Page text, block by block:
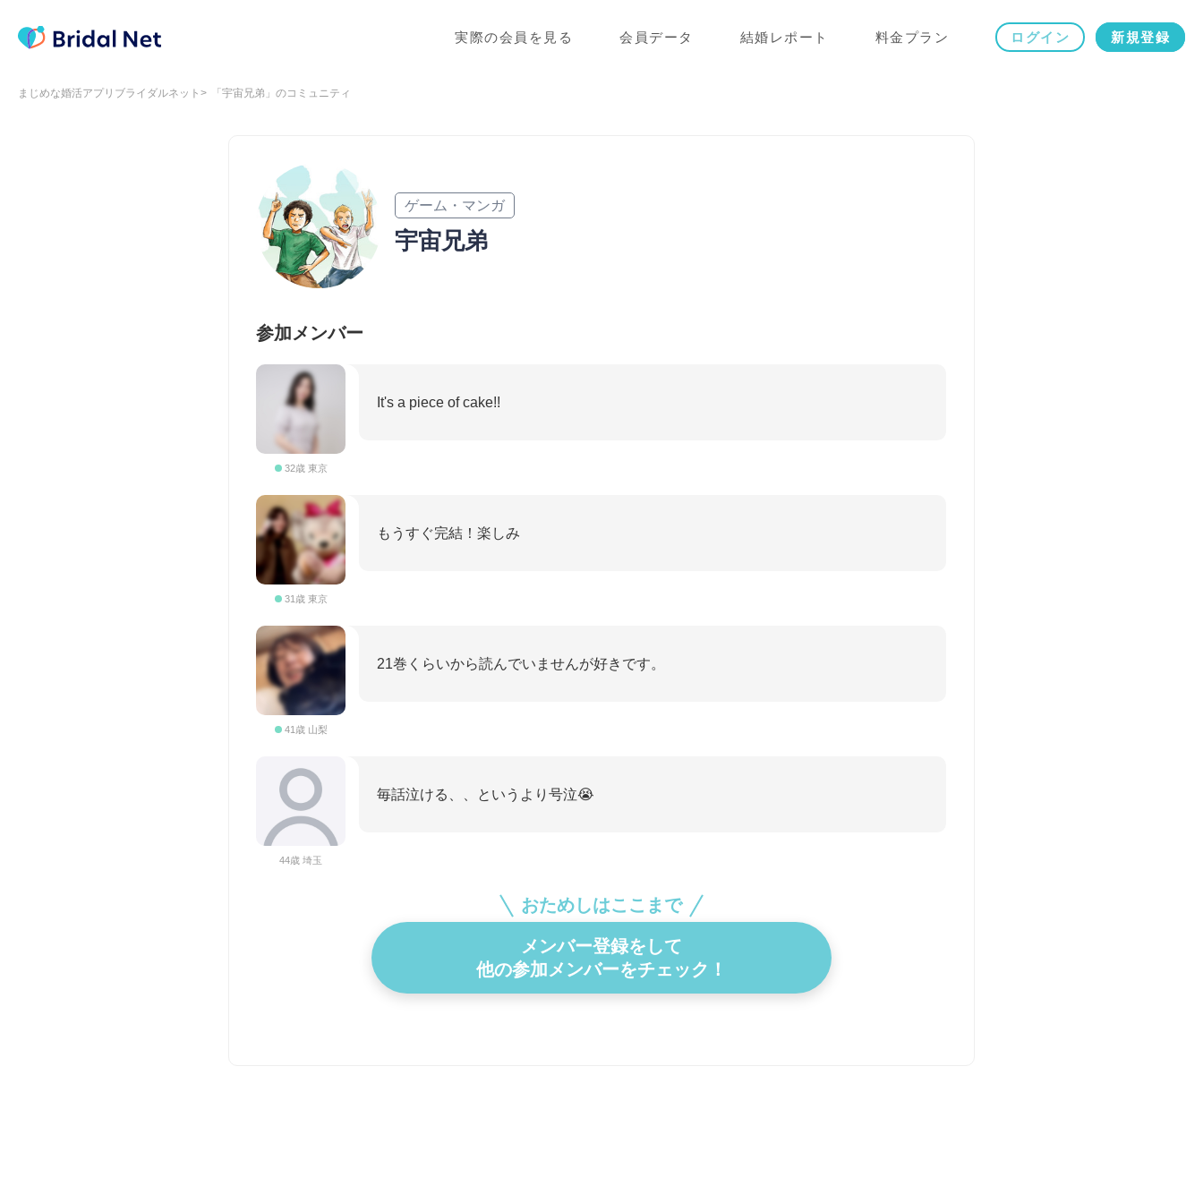
実際の会員を見る 会員データ 結婚レポート 料金プラン ログイン 新規登録
まじめな婚活アプリブライダルネット 「宇宙兄弟」のコミュニティ
ゲーム・マンガ
宇宙兄弟
参加メンバー
32歳 東京
It's a piece of cake!!
31歳 東京
もうすぐ完結！楽しみ
41歳 山梨
21巻くらいから読んでいませんが好きです。
44歳 埼玉
毎話泣ける、、というより号泣😭
おためしはここまで
メンバー登録をして
他の参加メンバーをチェック！